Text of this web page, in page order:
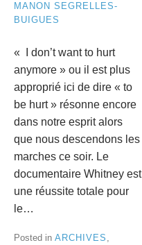
MANON SEGRELLES-
BUIGUES
« I don’t want to hurt
anymore » ou il est plus
approprié ici de dire « to
be hurt » résonne encore
dans notre esprit alors
que nous descendons les
marches ce soir. Le
documentaire Whitney est
une réussite totale pour
le…
Posted in ARCHIVES